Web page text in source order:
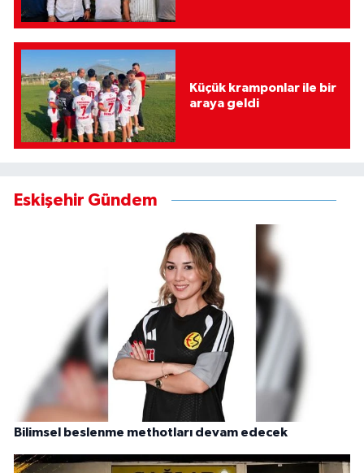
Küçük kramponlar ile bir
araya geldi
Eskişehir Gündem
Bilimsel beslenme methotları devam edecek